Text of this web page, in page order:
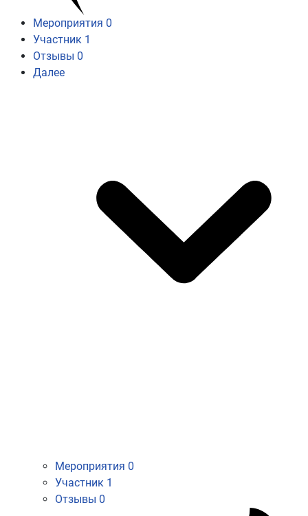
Мероприятия 0
Участник 1
Отзывы 0
Далее
Мероприятия 0
Участник 1
Отзывы 0